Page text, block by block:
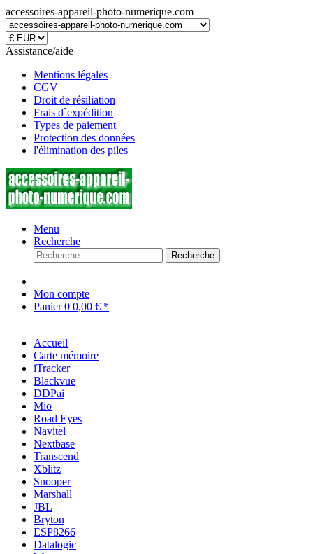
accessoires-appareil-photo-numerique.com
Assistance/aide
Mentions légales
CGV
Droit de résiliation
Frais d`expédition
Types de paiement
Protection des données
l'élimination des piles
Menu
Recherche
Recherche
Mon compte
Panier0 0,00 € *
Accueil
Carte mémoire
iTracker
Blackvue
DDPai
Mio
Road Eyes
Navitel
Nextbase
Transcend
Xblitz
Snooper
Marshall
JBL
Bryton
ESP8266
Datalogic